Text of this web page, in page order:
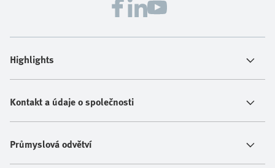
Highlights
Kontakt a údaje o společnosti
Průmyslová odvětví